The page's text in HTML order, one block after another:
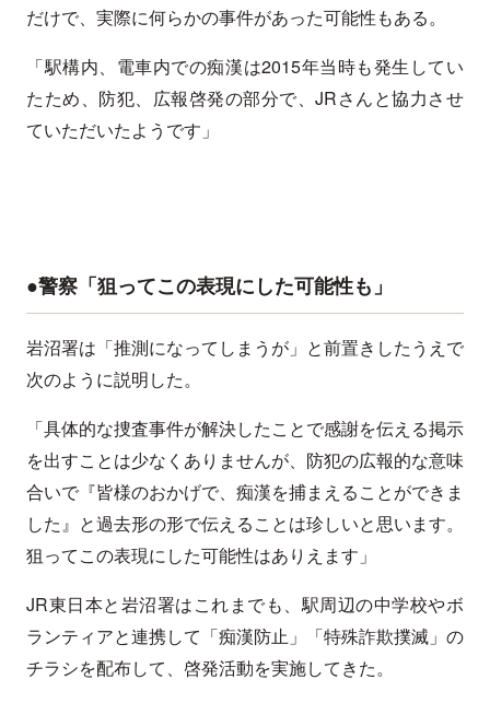
だけで、実際に何らかの事件があった可能性もある。
「駅構内、電車内での痴漢は2015年当時も発生してい
たため、防犯、広報啓発の部分で、JRさんと協力させ
ていただいたようです」
●警察「狙ってこの表現にした可能性も」
岩沼署は「推測になってしまうが」と前置きしたうえで
次のように説明した。
「具体的な捜査事件が解決したことで感謝を伝える掲示
を出すことは少なくありませんが、防犯の広報的な意味
合いで『皆様のおかげで、痴漢を捕まえることができま
した』と過去形の形で伝えることは珍しいと思います。
狙ってこの表現にした可能性はありえます」
JR東日本と岩沼署はこれまでも、駅周辺の中学校やボ
ランティアと連携して「痴漢防止」「特殊詐欺撲滅」の
チラシを配布して、啓発活動を実施してきた。